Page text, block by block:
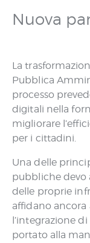
Nuova
La
Pubblica
processo
digitali nella
migliorare
per i cittadini.
Una delle
pubbliche devo
delle proprie
affidano ancora
l’integrazione
portato alla